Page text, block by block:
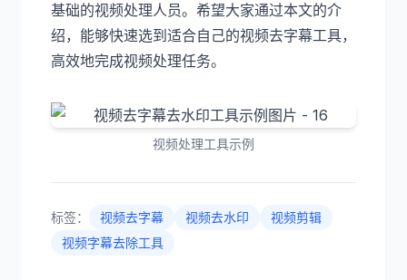
基础的视频处理人员。希望大家通过本文的介
绍，能够快速选到适合自己的视频去字幕工具，
高效地完成视频处理任务。
视频处理工具示例
标签： 视频去字幕 视频去水印
视频剪辑
视频字幕去除工具